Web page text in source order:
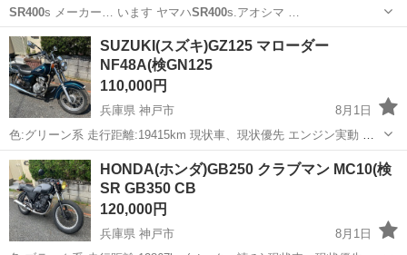
SR400
s メーカー… います ヤマハSR400
北海道 札幌市
SUZUKI(スズキ)GZ125 マローダー
NF48A(検GN125
110,000円
兵庫県 神戸市
8月1日
色:グリーン系 走行距離:19415km 現状車、現状優先 エンジン実動 配
送も手配いたします(配送料応相談) 検索用 #エイプ #エイプ50 #エイプ
100 #モンキー #モンキー125 #ゴリラ #ダックス ...
兵庫 神戸市
HONDA(ホンダ)GB250 クラブマン MC10(検
SR GB350 CB
120,000円
兵庫県 神戸市
8月1日